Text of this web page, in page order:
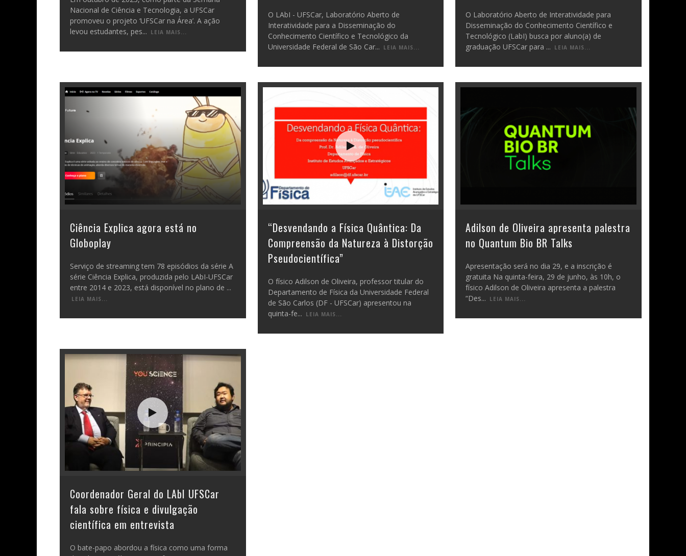
Nacional de Ciência e Tecnologia, a UFSCar
promoveu o projeto ‘UFSCar na Área’. A ação
levou estudantes, pes... LEIA MAIS...
O LAbI - UFSCar, Laboratório Aberto de
Interatividade para a Disseminação do
Conhecimento Científico e Tecnológico da
Universidade Federal de São Car... LEIA MAIS...
O Laboratório Aberto de Interatividade para
Disseminação do Conhecimento Científico e
Tecnológico (LabI) busca por aluno(a) de
graduação UFSCar para ... LEIA MAIS...
Ciência Explica agora está no
Globoplay
Serviço de streaming tem 78 episódios da série A
série Ciência Explica, produzida pelo LAbI-UFSCar
entre 2014 e 2023, está disponível no plano de ...
LEIA MAIS...
“Desvendando a Física Quântica: Da
Compreensão da Natureza à Distorção
Pseudocientífica”
O físico Adilson de Oliveira, professor titular do
Departamento de Física da Universidade Federal
de São Carlos (DF - UFSCar) apresentou na
quinta-fe... LEIA MAIS...
Adilson de Oliveira apresenta palestra
no Quantum Bio BR Talks
Apresentação será no dia 29, e a inscrição é
gratuita Na quinta-feira, 29 de junho, às 10h, o
físico Adilson de Oliveira apresenta a palestra
“Des... LEIA MAIS...
Coordenador Geral do LAbI UFSCar
fala sobre física e divulgação
científica em entrevista
O bate-papo abordou a física como uma forma